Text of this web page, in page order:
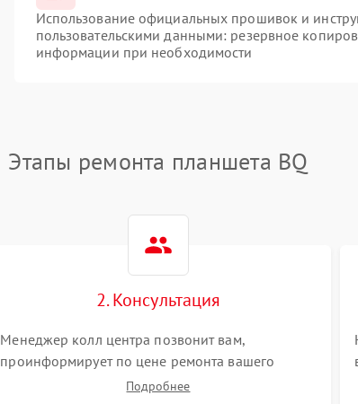
Использование официальных прошивок и
пользовательскими данными: резервное
информации при необходимости
Этапы ремонта планшета BQ
2. Консультация
Менеджер колл центра позвонит вам,
проинформирует по цене ремонта вашего
планшета а также ответит на все ваши вопросы.
Подробнее